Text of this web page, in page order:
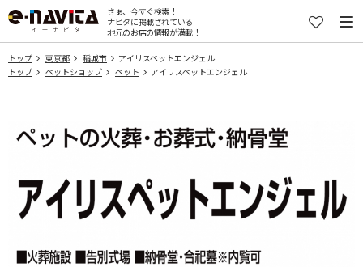
さぁ、今すぐ検索！
ナビタに掲載されている
地元のお店の情報が満載！
トップ 東京都 稲城市
アイリスペットエンジェル
トップ
ペットショップ ペット アイリスペットエンジェル